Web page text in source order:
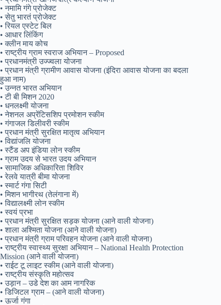
• नमामि गंगे प्रोजेक्ट
• सेतु भारतं प्रोजेक्ट
• रियल एस्टेट बिल
• आधार लिंकिंग
• क्लीन माय कोच
• राष्ट्रीय ग्राम स्वराज अभियान – Proposed
• प्रधानमंत्री उज्ज्वला योजना
• प्रधान मंत्री ग्रामीण आवास योजना (इंदिरा आवास योजना का बदला
हुआ नाम)
• उन्नत भारत अभियान
• टी बी मिशन 2020
• धनलक्ष्मी योजना
• नेशनल अप्रेंटिसशिप प्रमोशन स्कीम
• गंगाजल डिलीवरी स्कीम
• प्रधान मंत्री सुरक्षित मातृत्व अभियान
• विद्यांजलि योजना
• स्टैंड अप इंडिया लोन स्कीम
• ग्राम उदय से भारत उदय अभियान
• सामाजिक अधिकारिता शिविर
• रेलवे यात्री बीमा योजना
• स्मार्ट गंगा सिटी
• मिशन भागीरथ (तेलंगाना में)
• विद्यालक्ष्मी लोन स्कीम
• स्वयं प्रभा
• प्रधान मंत्री सुरक्षित सड़क योजना (आने वाली योजना)
• शाला अश्मिता योजना (आने वाली योजना)
• प्रधान मंत्री ग्राम परिवहन योजना (आने वाली योजना)
• राष्ट्रीय स्वास्थ्य सुरक्षा अभियान – National Health Protection
Mission (आने वाली योजना)
• राईट टू लाइट स्कीम (आने वाली योजना)
• राष्ट्रीय संस्कृति महोत्सव
• उड़ान – उडे देश का आम नागरिक
• डिजिटल ग्राम – (आने वाली योजना)
• ऊर्जा गंगा